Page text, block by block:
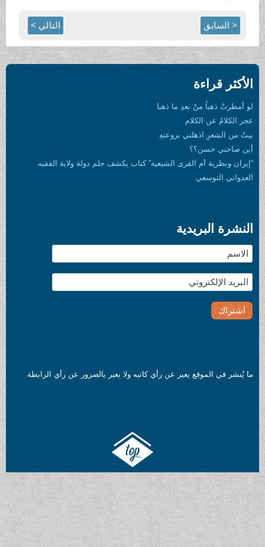
< السابق التالي >
الأكثر قراءة
لو أمطرتْ ذهباً منْ بعدِ ما ذهبا
عجز الكلامُ عن الكلام
بيتٌ من الشعرِ اذهلني بروعتهِ
أين صاحبي حسن؟؟
“إيران ونظرية أم القرى الشيعية” كتاب يكشف حلم دولة ولاية الفقيه
العدواني التوسعي
النشرة البريدية
ما يُنشر في الموقع يعبر عن رأي كاتبه ولا يعبر بالضرور عن رأي الرابطة